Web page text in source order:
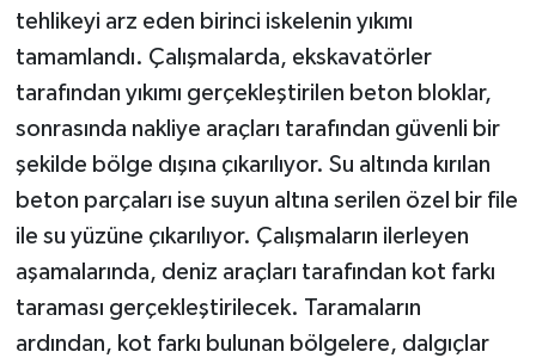
tehlikeyi arz eden birinci iskelenin yıkımı
tamamlandı. Çalışmalarda, ekskavatörler
tarafından yıkımı gerçekleştirilen beton bloklar,
sonrasında nakliye araçları tarafından güvenli bir
şekilde bölge dışına çıkarılıyor. Su altında kırılan
beton parçaları ise suyun altına serilen özel bir file
ile su yüzüne çıkarılıyor. Çalışmaların ilerleyen
aşamalarında, deniz araçları tarafından kot farkı
taraması gerçekleştirilecek. Taramaların
ardından, kot farkı bulunan bölgelere, dalgıçlar